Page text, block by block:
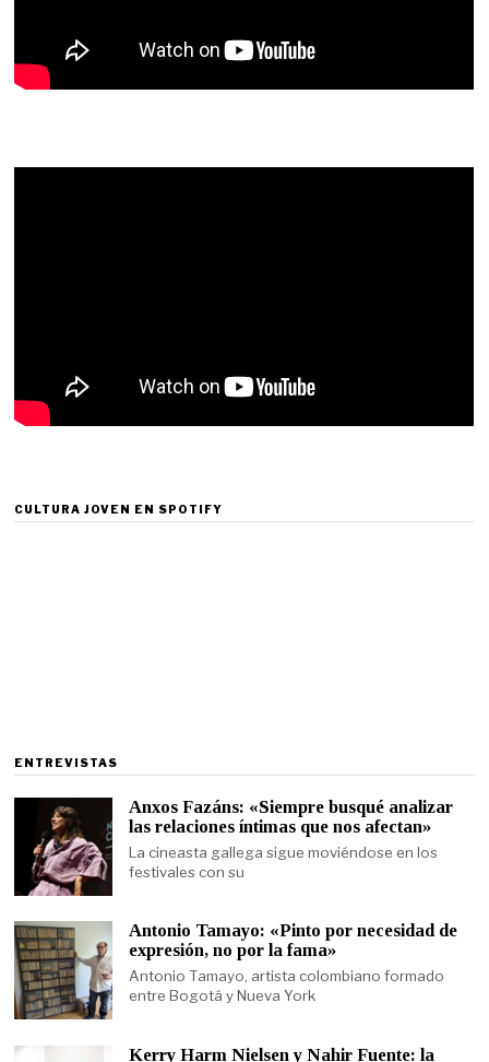
CULTURA JOVEN EN SPOTIFY
ENTREVISTAS
Anxos Fazáns: «Siempre busqué analizar
las relaciones íntimas que nos afectan»
La cineasta gallega sigue moviéndose en los
festivales con su
Antonio Tamayo: «Pinto por necesidad de
expresión, no por la fama»
Antonio Tamayo, artista colombiano formado
entre Bogotá y Nueva York
Kerry Harm Nielsen y Nahir Fuente: la